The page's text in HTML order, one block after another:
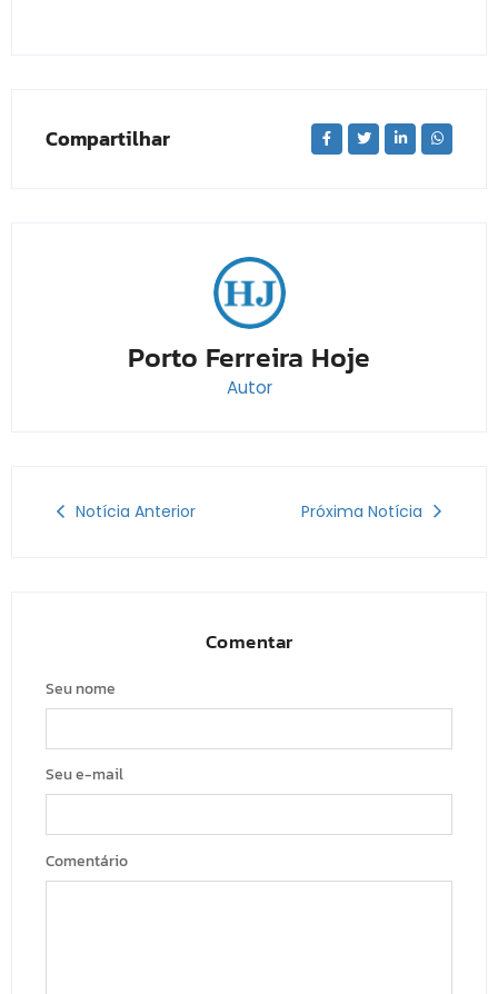
Compartilhar
Porto Ferreira Hoje
Autor
Notícia Anterior Próxima Notícia
Comentar
Seu nome
Seu e-mail
Comentário